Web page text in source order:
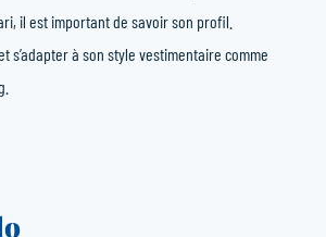
il est important de savoir son profil.
s’adapter à son style vestimentaire comme